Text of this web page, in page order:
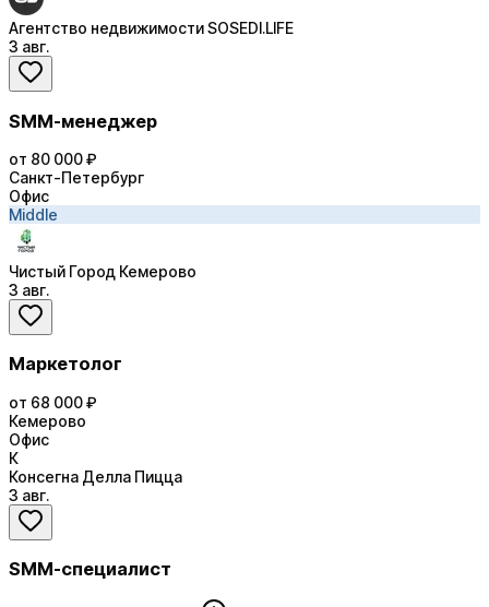
Агентство недвижимости SOSEDI.LIFE
3 авг.
SMM-менеджер
от 80 000 ₽
Санкт-Петербург
Офис
Middle
Чистый Город Кемерово
3 авг.
Маркетолог
от 68 000 ₽
Кемерово
Офис
К
Консегна Делла Пицца
3 авг.
SMM-специалист